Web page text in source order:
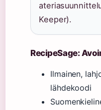
Keeper).
RecipeSage:
Ilmainen,
lähdekoodi